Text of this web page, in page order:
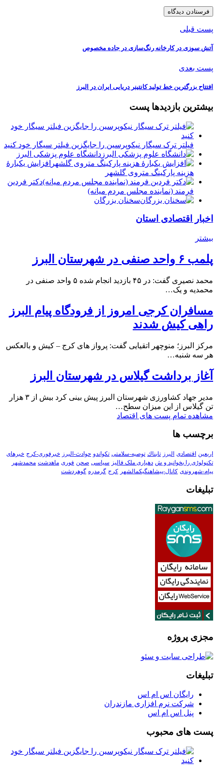
پست قبلی
️آتش سوزی در کارخانه رنگ‌سازی در جاده مخصوص
پست بعدی
️افتتاح بزرگترین خط تولید کانتینر دریایی ایران در البرز
بیشترین بازدیدها پست
فیلتر ترک سیگار نیکوپرسین را جایگزین فیلتر سیگار خود کنید
دانشگاه علوم پزشکی البرز
افزایش یکبارۀ
هزینه پارکینگ متروی گلشهر
دكتر فردين
فرمند (نماينده مجلس مردم میانه)
سخنان بزرگان
اخبار اقتصادی استان
بیشتر
پلمب ۶ واحد صنفی در شهرستان البرز
محمد نصیری گفت: در ۴۵ بازدید انجام شده ۵ واحد صنفی در
محمدیه و یک…
مسافران کرجی امروز از فرودگاه پیام البرز
راهی کیش شدند
مرکز البرز؛ منوچهر اتقیایی گفت: پرواز های کرج – کیش و بالعکس
هر سه شنبه…
آغاز برداشت گیلاس در شهرستان البرز
مدیر جهاد کشاورزی شهرستان البرز پیش بینی کرد بیش از ۳ هزار
تن گیلاس از این میزان سطح…
مشاهده تمام پست های اقتصاد
برچسب ها
اربعین اقتصادی البرز تابناك توصیه-سلامتی تکواندو حوادث-البرز خبرفوری-کرج خبرهای
تکنولوڑی را بخوانید و ش دهیاری ملک فالیز سیاسی صحن فوری ماهدشت محمدشهر
پیام-شهروندی کانال-پیشاهنگیکمالشهر کرج گرمدره گوهردشت
تبلیغات
مجزی پروژه
تبلیغات
رایگان اس ام اس
شرکت نرم افزاری مازندران
پنل اس ام اس
پست های محبوب